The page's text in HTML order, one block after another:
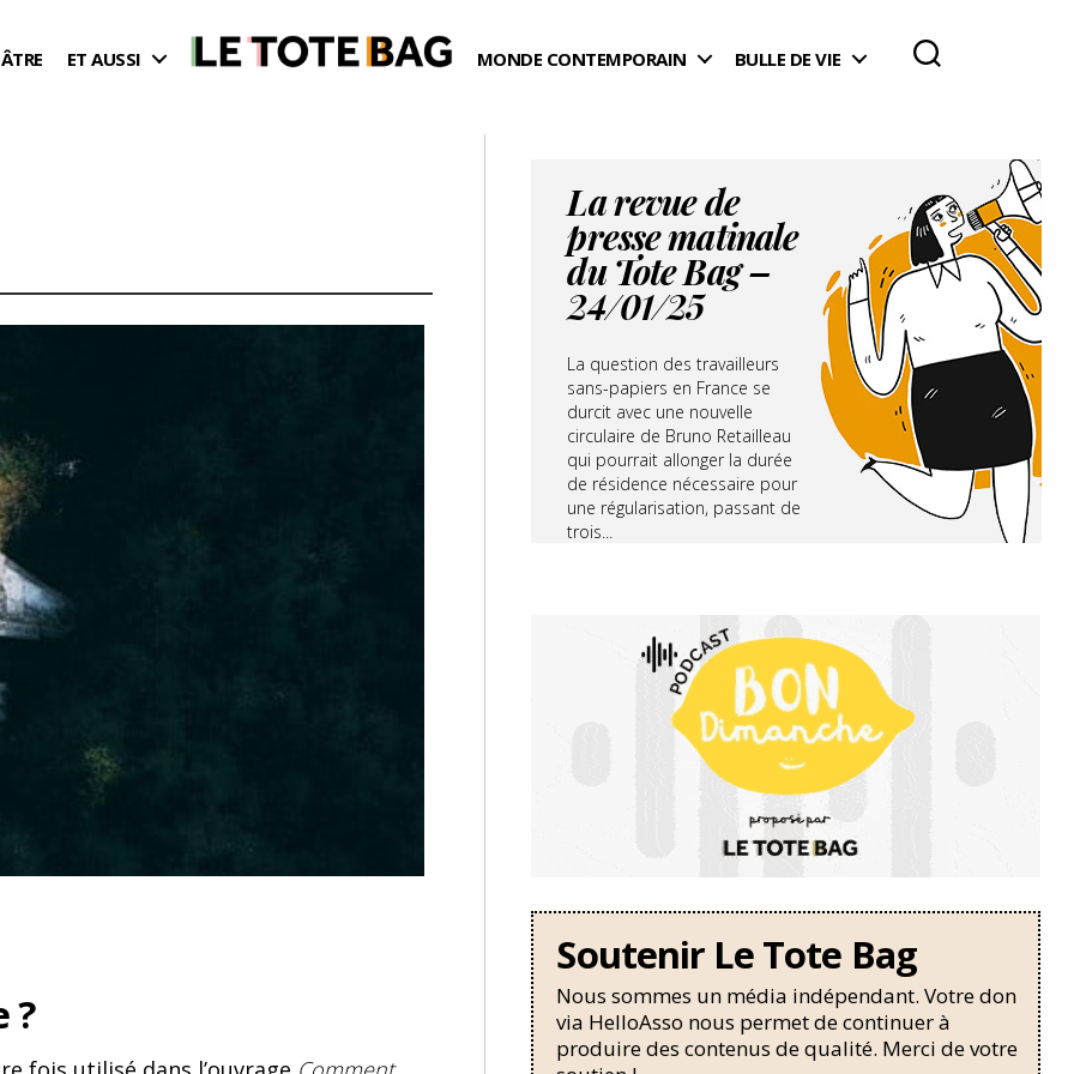
ET AUSSI MONDE CONTEMPORAIN BULLE DE VIE
?
La revue de
presse matinale
du Tote Bag –
24/01/25
La question des travailleurs
sans-papiers en France se
durcit avec une nouvelle
circulaire de Bruno Retailleau
qui pourrait allonger la durée
de résidence nécessaire pour
une régularisation, passant de
trois...
Soutenir Le Tote Bag
Nous sommes un média indépendant. Votre don
via HelloAsso nous permet de continuer à
produire des contenus de qualité. Merci de votre